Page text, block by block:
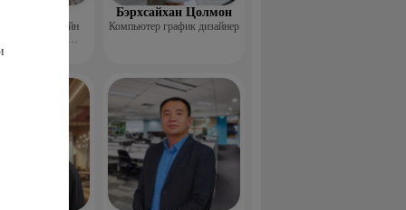
Хөдөө Аж Ахуйн
-Үүсгэн
Бэрхсайхан Цолмон
Компьютер график дизайнер